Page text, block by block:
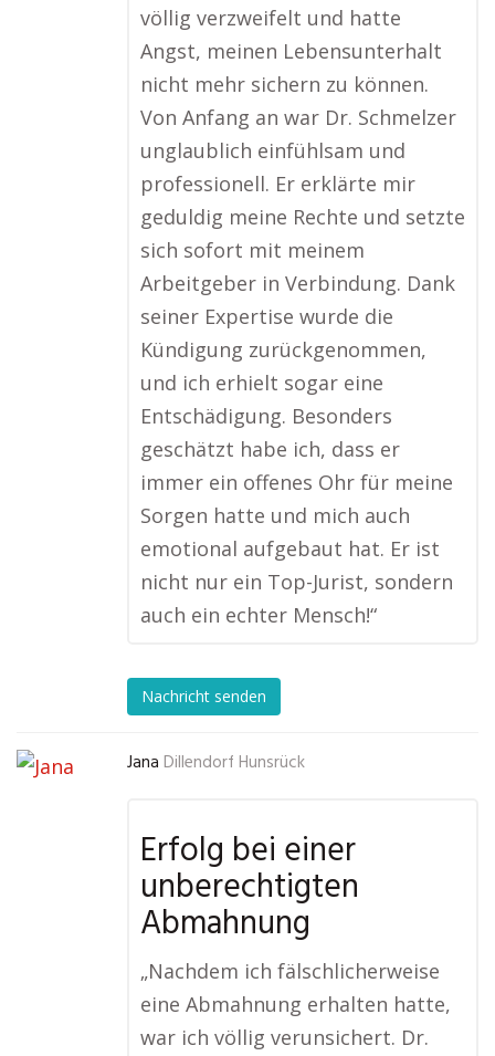
völlig verzweifelt und hatte
Angst, meinen Lebensunterhalt
nicht mehr sichern zu können.
Von Anfang an war Dr. Schmelzer
unglaublich einfühlsam und
professionell. Er erklärte mir
geduldig meine Rechte und setzte
sich sofort mit meinem
Arbeitgeber in Verbindung. Dank
seiner Expertise wurde die
Kündigung zurückgenommen,
und ich erhielt sogar eine
Entschädigung. Besonders
geschätzt habe ich, dass er
immer ein offenes Ohr für meine
Sorgen hatte und mich auch
emotional aufgebaut hat. Er ist
nicht nur ein Top-Jurist, sondern
auch ein echter Mensch!“
Nachricht senden
Jana Dillendorf Hunsrück
Erfolg bei einer
unberechtigten
Abmahnung
„Nachdem ich fälschlicherweise
eine Abmahnung erhalten hatte,
war ich völlig verunsichert. Dr.